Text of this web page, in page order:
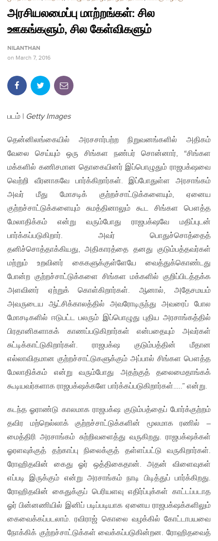
அரசியலமைப்பு மாற்றங்கள்: சில
ஊகங்களும், சில கேள்விகளும்
NILANTHAN
on March 7, 2016
படம் | Getty Images
தென்னிலங்கையில் அரசசார்பற்ற நிறுவனங்களில் அதிகம்
வேலை செய்யும் ஒரு சிங்கள நண்பர் சொன்னார், “சிங்கள
மக்களில் கணிசமான தொகையினர் இப்பொழுதும் ராஜபக்‌ஷவை
வெற்றி வீரனாகவே பார்க்கிறார்கள். இப்போதுள்ள அரசாங்கம்
அவர் மீது மோசடிக் குற்றச்சாட்டுக்களையும், ஏனைய
குற்றச்சாட்டுக்களையும் சுமத்தினாலும் கூட சிங்கள பௌத்த
மேலாதிக்கம் என்று வரும்போது ராஜபக்‌ஷவே மதிப்புடன்
பார்க்கப்படுகிறார். அவர் பொதுச்சொத்தைத்
தனிச்சொத்தாக்கியது, அதிகாரத்தை தனது குடும்பத்தவர்கள்
மற்றும் உறவினர் கைகளுக்குள்ளேயே வைத்துக்கொண்டது
போன்ற குற்றச்சாட்டுக்களை சிங்கள மக்களில் குறிப்பிடத்தக்க
அளவினர் ஏற்றுக் கொள்கிறார்கள். ஆனால், அதேசமயம்
அவருடைய ஆட்சிக்காலத்தில் அவரோடிருந்து அவரைப் போல
மோசடிகளில் ஈடுபட்ட பலரும் இப்பொழுது புதிய அரசாங்கத்தில்
பிரதானிகளாகக் காணப்படுகிறார்கள் என்பதையும் அவர்கள்
சுட்டிக்காட்டுகிறார்கள். ராஜபக்‌ஷ குடும்பத்தின் மீதான
எல்லாவிதமான குற்றச்சாட்டுகளுக்கும் அப்பால் சிங்கள பௌத்த
மேலாதிக்கம் என்று வரும்போது அதற்குத் தலைமைதாங்கக்
கூடியவர்களாக ராஜபக்‌ஷக்களே பார்க்கப்படுகிறார்கள்…..” என்று.
கடந்த ஓராண்டு காலமாக ராஜபக்‌ஷ குடும்பத்தைப் போர்க்குற்றம்
தவிர மற்றெல்லாக் குற்றச்சாட்டுக்களின் மூலமாக ரணில் –
மைத்திரி அரசாங்கம் சுற்றிவளைத்து வருகிறது. ராஜபக்‌ஷக்கள்
ஓரளவுக்குத் தற்காப்பு நிலைக்குத் தள்ளப்பட்டு வருகிறார்கள்.
ரோஹிதவின் கைது ஓர் ஒத்திகைதான். அதன் விளைவுகள்
எப்படி இருக்கும் என்று அரசாங்கம் நாடி பிடித்துப் பார்க்கிறது.
ரோஹிதவின் கைதுக்குப் பெரியளவு எதிர்ப்புக்கள் காட்டப்படாத
ஓர் பின்னணியில் இனிப் படிப்படியாக ஏனைய ராஜபக்‌ஷக்களிலும்
கைவைக்கப்படலாம். ரவிராஜ் கொலை வழக்கில் கோட்டாபயவை
நோக்கிக் குற்றச்சாட்டுக்கள் வைக்கப்படுகின்றன. ரோஹிதவைத்